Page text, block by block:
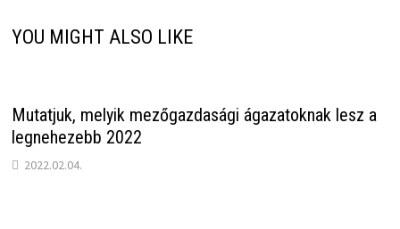
YOU MIGHT ALSO LIKE
Mutatjuk, melyik mezőgazdasági ágazatoknak lesz a
legnehezebb 2022
2022.02.04.